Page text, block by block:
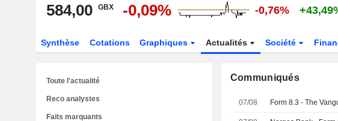
584,00 GBX -0,09% -0,76%
Synthèse Cotations Graphiques Actualités Société
Communiqués
07/08 Form 8.3 - The
Toute l'actualité
Reco analystes
Faits marquants